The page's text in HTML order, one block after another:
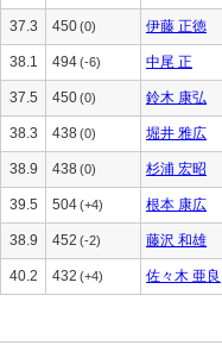
37.3 450(0) 伊藤 正徳
38.1 494(-6) 中尾 正
37.5 450(0) 鈴木 康弘
38.3 438(0) 堀井 雅広
38.9 438 (0) 杉浦 宏昭
39.5 504(+4) 根本 康広
38.9 452 (-2) 藤沢 和雄
40.2 432 (+4) 佐々木 亜良